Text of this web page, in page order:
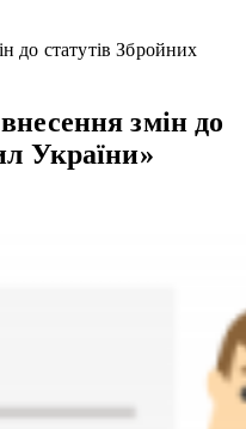
до статутів Збройних
змін до
України»